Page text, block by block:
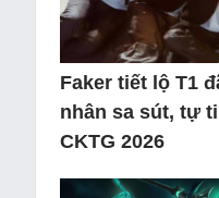
Faker tiết lộ T1
nhân sa sút, tự
CKTG 2026